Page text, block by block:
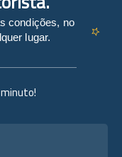
condições, no
lugar.